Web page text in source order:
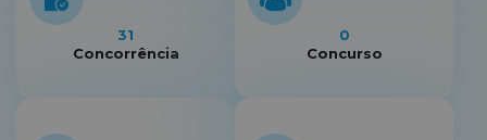
31
Concorrência
0
Concurso